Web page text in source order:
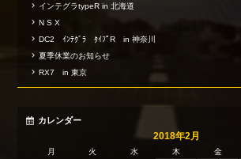
インテグラtypeR in 北海道
N S X
DC2 ｲﾝﾃｸﾞﾗ ﾀｲﾌﾟR in 神奈川
夏季休業のお知らせ
RX7 in 東京
カレンダー
2018年2月
月 火 水 木 金